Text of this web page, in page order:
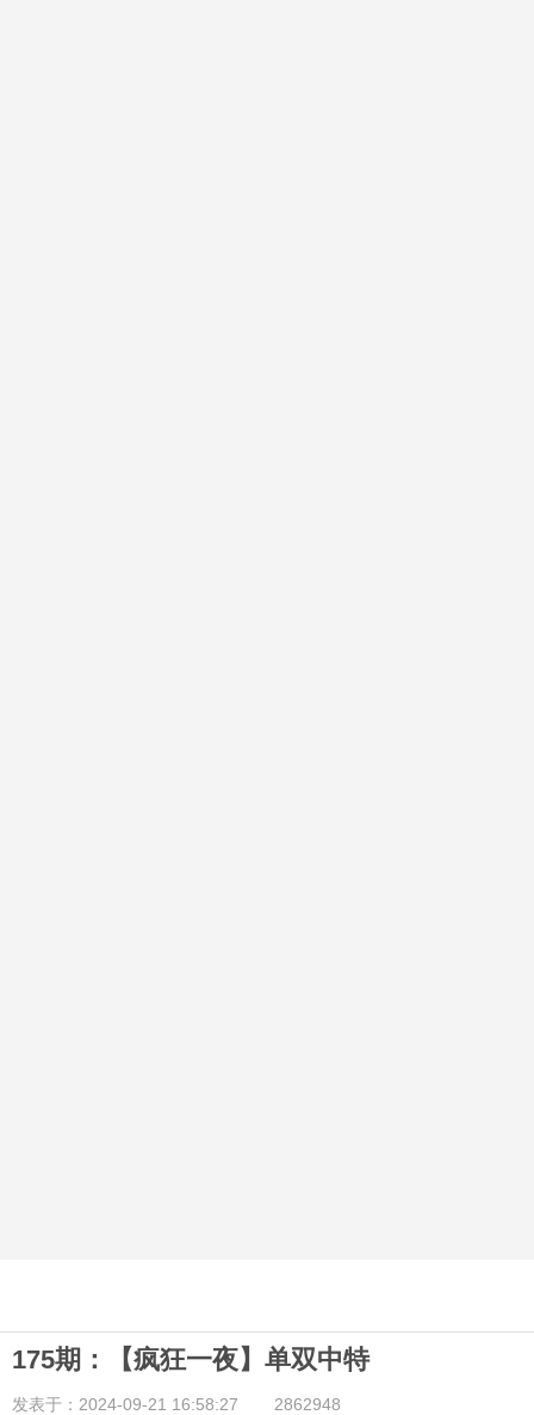
175期：【疯狂一夜】单双中特
发表于：2024-09-21 16:58:27 2862948